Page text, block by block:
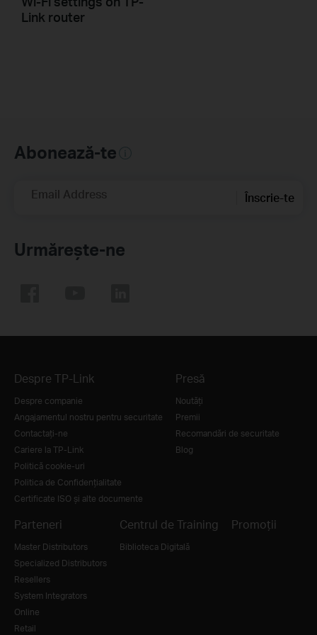
Link router
Abonează-te
Email Address Înscrie-te
Urmărește-ne
Despre TP-Link
Despre companie
Angajamentul nostru pentru securitate
Contactați-ne
Cariere la TP-Link
Politică cookie-uri
Politica de Confidențialitate
Certificate ISO și alte documente
Presă
Noutăţi
Premii
Recomandări de securitate
Blog
Parteneri
Master Distributors
Specialized Distributors
Resellers
System Integrators
Online
Retail
Centrul de Training
Biblioteca Digitală
Promoții